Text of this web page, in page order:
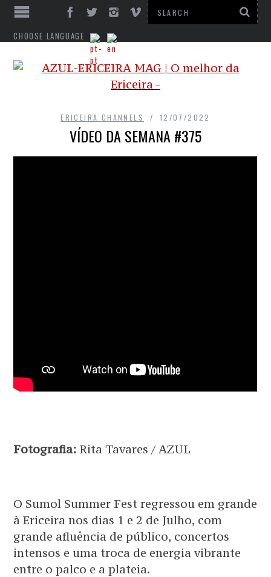
CHOOSE LANGUAGE
ERICEIRA CHANNELS 12/07/2022
VÍDEO DA SEMANA #375
Fotografia: Rita Tavares / AZUL
O Sumol Summer Fest regressou em grande
à Ericeira nos dias 1 e 2 de Julho, com
grande afluência de público, concertos
intensos e uma troca de energia vibrante
entre o palco e a plateia.